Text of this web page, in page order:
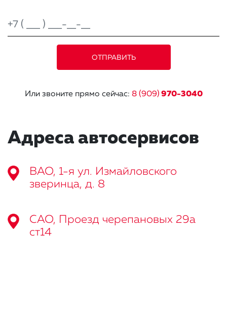
Или звоните прямо сейчас: 8 (909) 970-3040
Адреса автосервисов
ВАО, 1-я ул. Измайловского
зверинца, д. 8
САО, Проезд черепановых 29а
ст14